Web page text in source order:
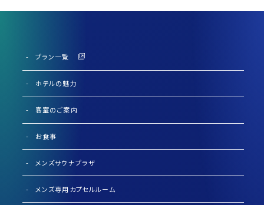
プラン一覧
ホテルの魅力
客室のご案内
お食事
メンズサウナプラザ
メンズ専用カプセルルーム